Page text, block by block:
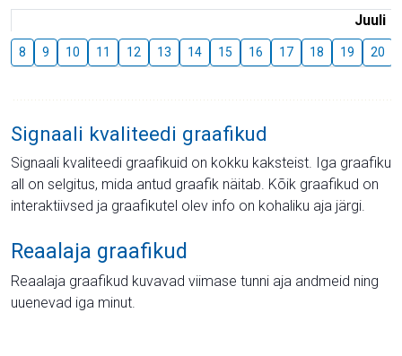
Juuli
8 9 10 11 12 13 14 15 16 17 18 19 20
Signaali kvaliteedi graafikud
Signaali kvaliteedi graafikuid on kokku kaksteist. Iga graafiku
all on selgitus, mida antud graafik näitab. Kõik graafikud on
interaktiivsed ja graafikutel olev info on kohaliku aja järgi.
Reaalaja graafikud
Reaalaja graafikud kuvavad viimase tunni aja andmeid ning
uuenevad iga minut.